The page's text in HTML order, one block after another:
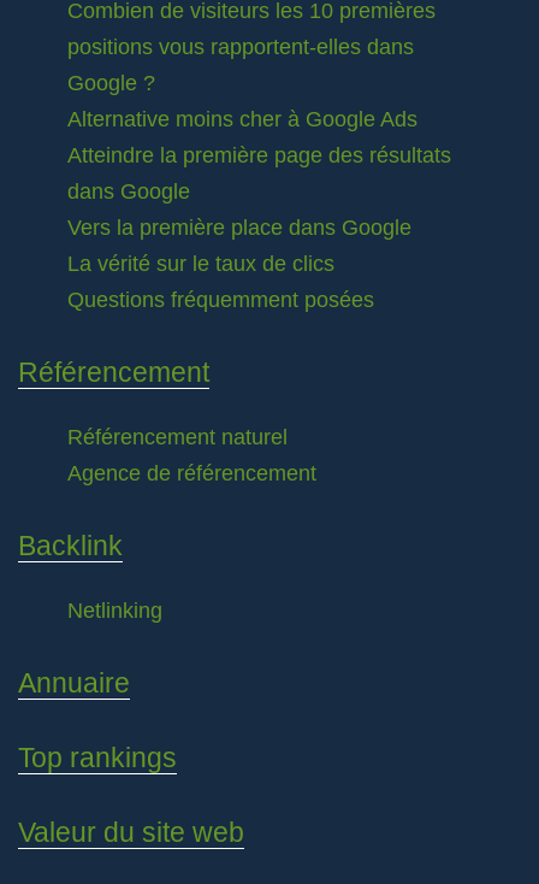
Combien de visiteurs les 10 premières
positions vous rapportent-elles dans
Google ?
Alternative moins cher à Google Ads
Atteindre la première page des résultats
dans Google
Vers la première place dans Google
La vérité sur le taux de clics
Questions fréquemment posées
Référencement
Référencement naturel
Agence de référencement
Backlink
Netlinking
Annuaire
Top rankings
Valeur du site web